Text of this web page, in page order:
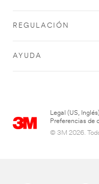
REGULACIÓN
AYUDA
Legal (US, Inglés)
Preferencias de
© 3M 2026.